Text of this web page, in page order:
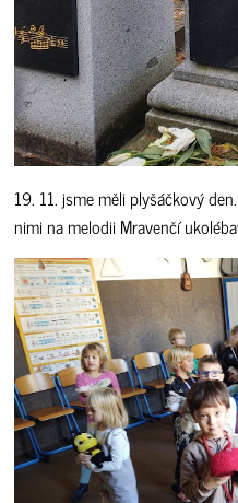
19. 11. jsme měli plyšáčkový
nimi na melodii Mravenčí